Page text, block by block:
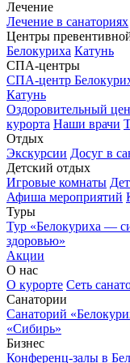
Лечение
Лечение в санаториях
Центры
Белокуриха Катунь
СПА-центры
СПА-центр
Катунь
Оздоровительный
курорта Наши врачи
Отдых
Экскурсии Досуг в
Детский отдых
Игровые комнаты
Афиша мероприятий
Туры
Тур «Белокуриха —
здоровью»
Акции
О нас
О курорте Сеть
Санатории
Санаторий
«Сибирь»
Бизнес
Конференц-залы в